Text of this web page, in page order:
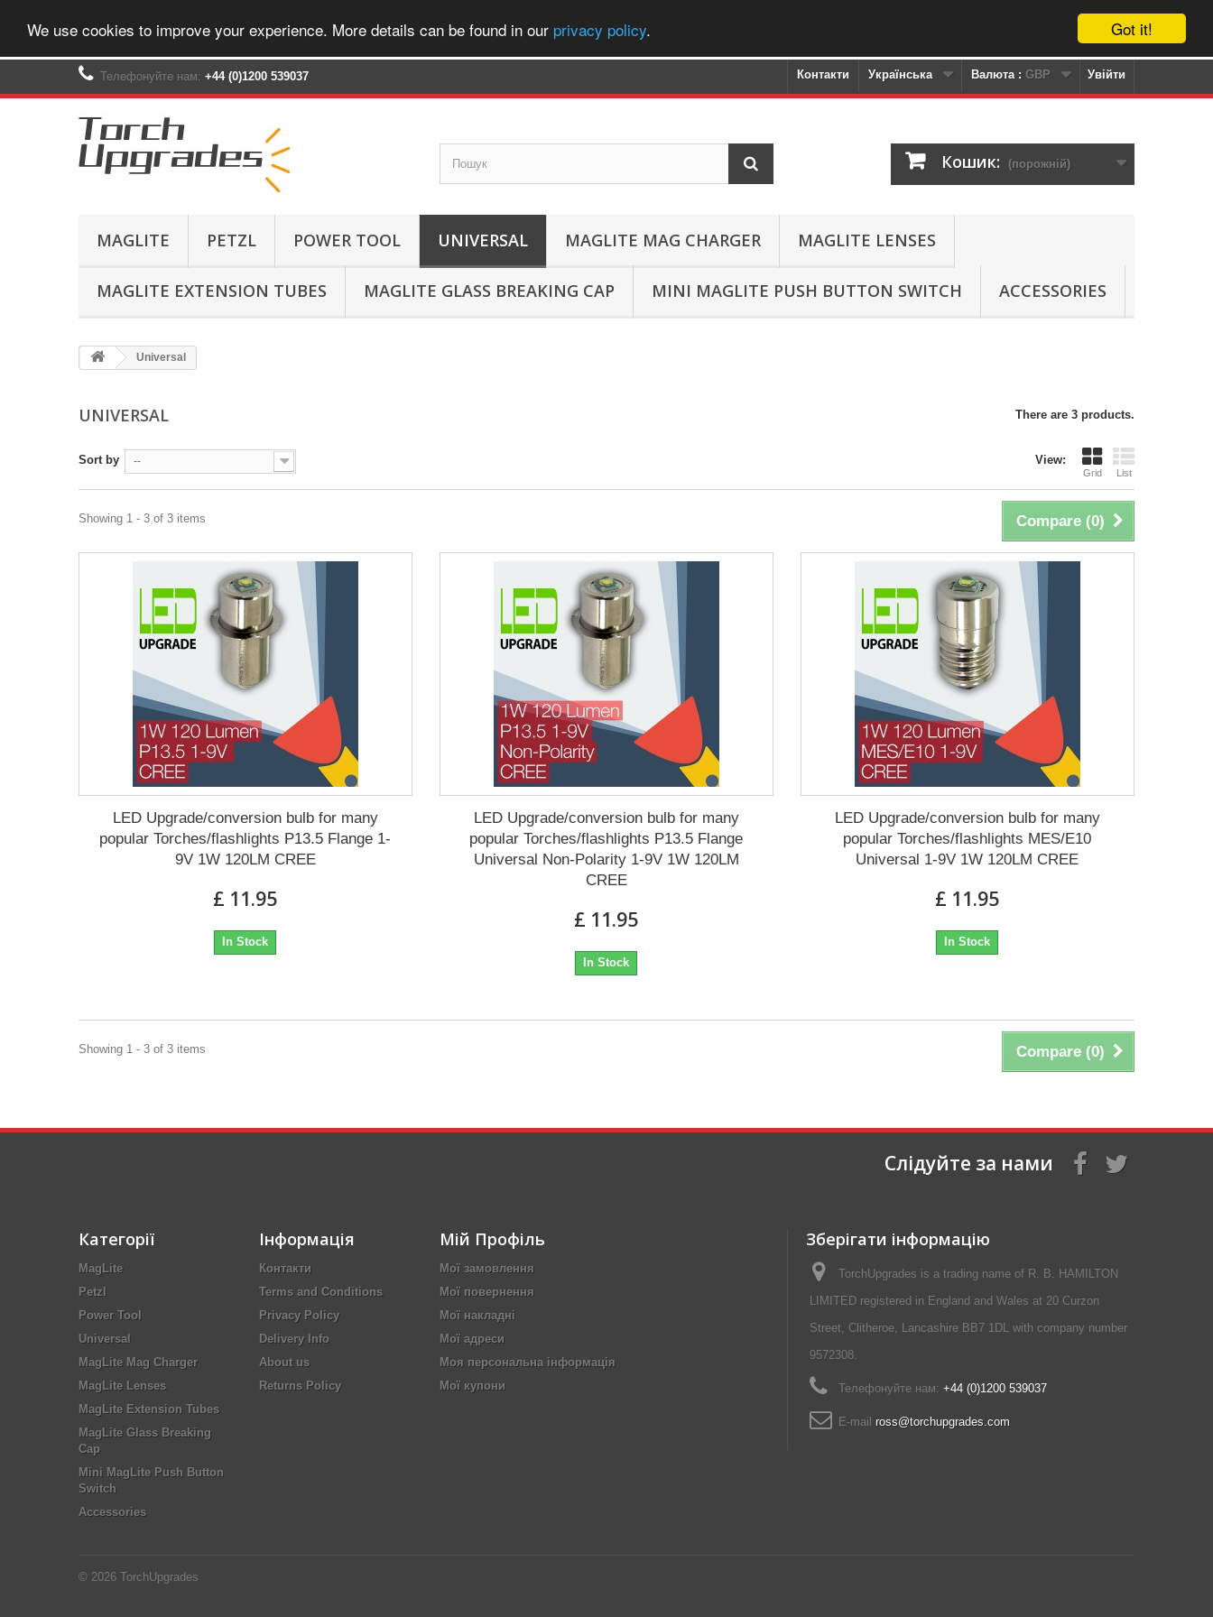
Got it!
We use cookies to improve your experience. More details can be found in our privacy policy.
Увійти
Валюта : GBP
Українська
Контакти
Телефонуйте нам: +44 (0)1200 539037‬
Кошик: (порожній)
MAGLITE PETZL POWER TOOL UNIVERSAL MAGLITE MAG CHARGER MAGLITE LENSES
MAGLITE EXTENSION TUBES MAGLITE GLASS BREAKING CAP MINI MAGLITE PUSH BUTTON SWITCH ACCESSORIES
Universal
UNIVERSAL There are 3 products.
View:
Grid List
Sort by --
Compare (0)
Showing 1 - 3 of 3 items
LED Upgrade/conversion bulb for many
popular Torches/flashlights P13.5 Flange 1-
9V 1W 120LM CREE
£ 11.95
In Stock
LED Upgrade/conversion bulb for many
popular Torches/flashlights P13.5 Flange
Universal Non-Polarity 1-9V 1W 120LM
CREE
£ 11.95
In Stock
LED Upgrade/conversion bulb for many
popular Torches/flashlights MES/E10
Universal 1-9V 1W 120LM CREE
£ 11.95
In Stock
Compare (0)
Showing 1 - 3 of 3 items
Слідуйте за нами
Категорії
MagLite
Petzl
Power Tool
Universal
MagLite Mag Charger
MagLite Lenses
MagLite Extension Tubes
MagLite Glass Breaking
Cap
Mini MagLite Push Button
Switch
Accessories
Інформація
Контакти
Terms and Conditions
Privacy Policy
Delivery Info
About us
Returns Policy
© 2026 TorchUpgrades
Мій Профіль
Мої замовлення
Мої повернення
Мої накладні
Мої адреси
Моя персональна інформація
Мої купони
Зберігати інформацію
TorchUpgrades is a trading name of R. B. HAMILTON
LIMITED registered in England and Wales at 20 Curzon
Street, Clitheroe, Lancashire BB7 1DL with company number
9572308.
Телефонуйте нам: +44 (0)1200 539037‬
E-maіl ross@torchupgrades.com